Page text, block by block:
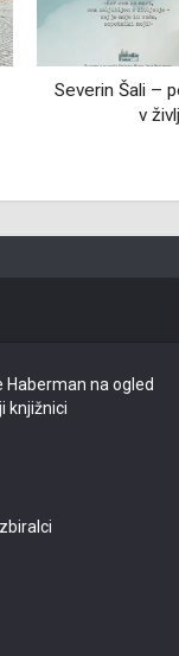
Ljubljana v
Obnova
Haberman na ogled
knjižnici